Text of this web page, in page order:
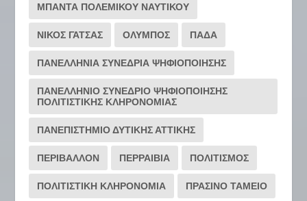
ΜΠΑΝΤΑ ΠΟΛΕΜΙΚΟΥ ΝΑΥΤΙΚΟΥ
ΝΙΚΟΣ ΓΑΤΣΑΣ ΟΛΥΜΠΟΣ ΠΑΔΑ
ΠΑΝΕΛΛΗΝΙΑ ΣΥΝΕΔΡΙΑ ΨΗΦΙΟΠΟΙΗΣΗΣ
ΠΑΝΕΛΛΗΝΙΟ ΣΥΝΕΔΡΙΟ ΨΗΦΙΟΠΟΙΗΣΗΣ
ΠΟΛΙΤΙΣΤΙΚΗΣ ΚΛΗΡΟΝΟΜΙΑΣ
ΠΑΝΕΠΙΣΤΗΜΙΟ ΔΥΤΙΚΗΣ ΑΤΤΙΚΗΣ
ΠΕΡΙΒΑΛΛΟΝ ΠΕΡΡΑΙΒΙΑ ΠΟΛΙΤΙΣΜΟΣ
ΠΟΛΙΤΙΣΤΙΚΗ ΚΛΗΡΟΝΟΜΙΑ ΠΡΑΣΙΝΟ ΤΑΜΕΙΟ